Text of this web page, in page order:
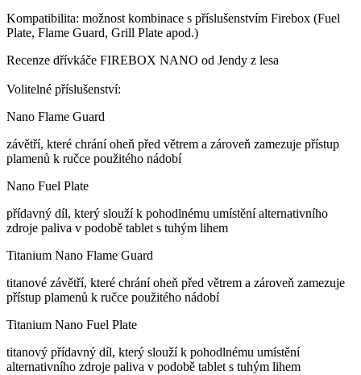
Kompatibilita: možnost kombinace s příslušenstvím Firebox (Fuel
Plate, Flame Guard, Grill Plate apod.)
Recenze dřívkáče FIREBOX NANO od Jendy z lesa
Volitelné příslušenství:
Nano Flame Guard
závětří, které chrání oheň před větrem a zároveň zamezuje přístup
plamenů k ručce použitého nádobí
Nano Fuel Plate
přídavný díl, který slouží k pohodlnému umístění alternativního
zdroje paliva v podobě tablet s tuhým lihem
Titanium Nano Flame Guard
titanové závětří, které chrání oheň před větrem a zároveň zamezuje
přístup plamenů k ručce použitého nádobí
Titanium Nano Fuel Plate
titanový přídavný díl, který slouží k pohodlnému umístění
alternativního zdroje paliva v podobě tablet s tuhým lihem